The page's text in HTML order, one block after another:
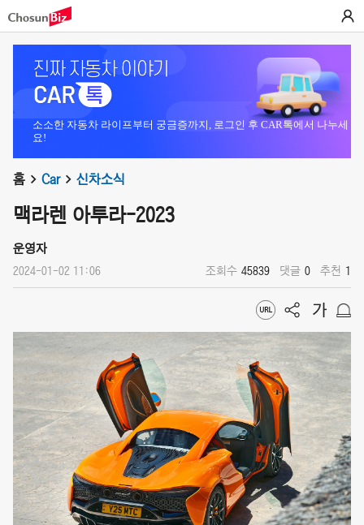
소소한 자동차 라이프부터 궁금증까지, 로그인 후 CAR톡에서 나누세
요!
홈 Car 신차소식
맥라렌 아투라-2023
운영자
2024-01-02 11:06 조회수 45839 댓글 0 추천 1